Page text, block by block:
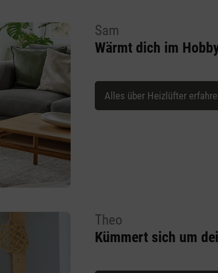
Sam
Wärmt dich im
Alles über Heizlüfter
Theo
Kümmert sich um